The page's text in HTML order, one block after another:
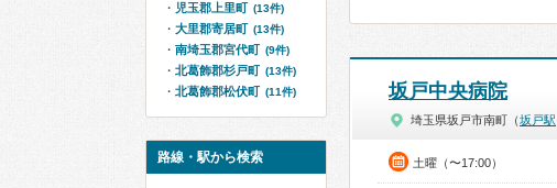
坂戸中央病院
埼玉県坂戸市南町（坂戸駅
土曜（〜17:00）
児玉郡上里町 (13件)
大里郡寄居町 (13件)
南埼玉郡宮代町 (9件)
北葛飾郡杉戸町 (13件)
北葛飾郡松伏町 (11件)
路線・駅から検索